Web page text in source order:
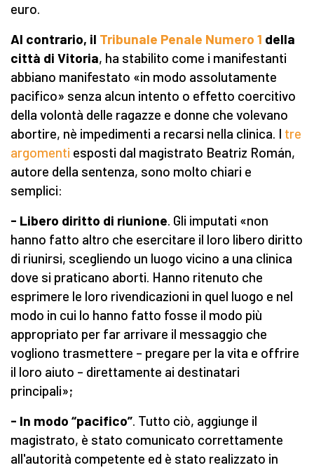
euro.
Al contrario, il Tribunale Penale Numero 1 della
città di Vitoria, ha stabilito come i manifestanti
abbiano manifestato «in modo assolutamente
pacifico» senza alcun intento o effetto coercitivo
della volontà delle ragazze e donne che volevano
abortire, nè impedimenti a recarsi nella clinica. I tre
argomenti esposti dal magistrato Beatriz Román,
autore della sentenza, sono molto chiari e
semplici:
- Libero diritto di riunione. Gli imputati «non
hanno fatto altro che esercitare il loro libero diritto
di riunirsi, scegliendo un luogo vicino a una clinica
dove si praticano aborti. Hanno ritenuto che
esprimere le loro rivendicazioni in quel luogo e nel
modo in cui lo hanno fatto fosse il modo più
appropriato per far arrivare il messaggio che
vogliono trasmettere – pregare per la vita e offrire
il loro aiuto – direttamente ai destinatari
principali»;
- In modo “pacifico”. Tutto ciò, aggiunge il
magistrato, è stato comunicato correttamente
all'autorità competente ed è stato realizzato in